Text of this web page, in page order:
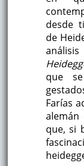
desde
de
que
Farías
que, si